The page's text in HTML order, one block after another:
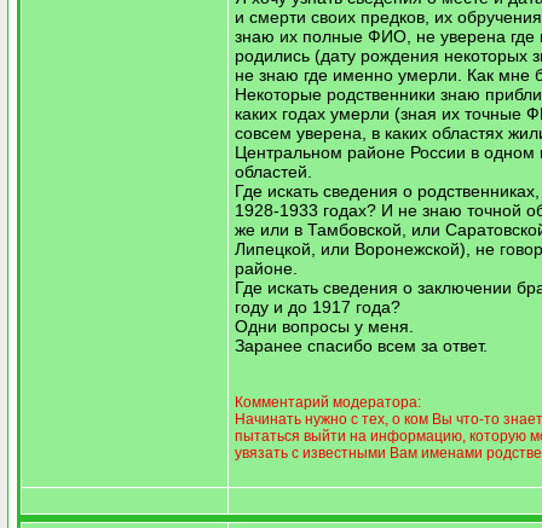
и смерти своих предков, их
знаю их полные ФИО, не уверена где
родились (дату рождения некоторых
не знаю где именно умерли. Как мне
Некоторые родственники знаю
каких годах умерли (зная их точные
совсем уверена, в каких областях
Центральном районе России в одном
областей.
Где искать сведения о
1928-1933 годах? И не знаю точной
же или в Тамбовской, или
Липецкой, или Воронежской), не
районе.
Где искать сведения о заключении
году и до 1917 года?
Одни вопросы у меня.
Заранее спасибо всем за ответ.
Комментарий модератора:
Начинать нужно с тех, о ком Вы что-то
пытаться выйти на информацию, которую
увязать с известными Вам именами